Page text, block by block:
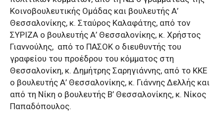
Κοινοβουλευτικής Ομάδας και βουλευτής Α’
Θεσσαλονίκης, κ. Σταύρος Καλαφάτης, από τον
ΣΥΡΙΖΑ ο βουλευτής Α’ Θεσσαλονίκης, κ. Χρήστος
Γιαννούλης, από το ΠΑΣΟΚ ο διευθυντής του
γραφείου του προέδρου του κόμματος στη
Θεσσαλονίκη, κ. Δημήτρης Σαρηγιάννης, από το ΚΚΕ
ο βουλευτής Α’ Θεσσαλονίκης, κ. Γιάννης Δελλής και
από τη Νίκη ο βουλευτής Β’ Θεσσαλονίκης, κ. Νίκος
Παπαδόπουλος.